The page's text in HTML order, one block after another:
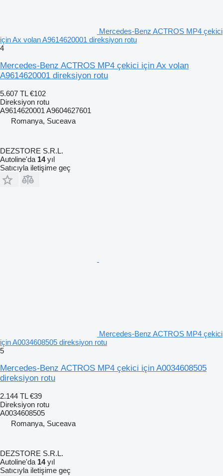
Mercedes-Benz ACTROS MP4 çekici
için Ax volan A9614620001 direksiyon rotu
4
Mercedes-Benz ACTROS MP4 çekici için Ax volan
A9614620001 direksiyon rotu
5.607 TL €102
Direksiyon rotu
A9614620001 A9604627601
Romanya, Suceava
DEZSTORE S.R.L.
Autoline'da 14yıl
Satıcıyla iletişime geç
Mercedes-Benz ACTROS MP4 çekici
için A0034608505 direksiyon rotu
5
Mercedes-Benz ACTROS MP4 çekici için A0034608505
direksiyon rotu
2.144 TL €39
Direksiyon rotu
A0034608505
Romanya, Suceava
DEZSTORE S.R.L.
Autoline'da 14yıl
Satıcıyla iletişime geç